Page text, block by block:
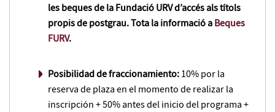
les beques de la Fundació URV d’accés als títols
propis de postgrau. Tota la informació aBeques
FURV.
Posibilidad de fraccionamiento:10% por la
reserva de plaza en el momento de realizar la
inscripción + 50% antes del inicio del programa +